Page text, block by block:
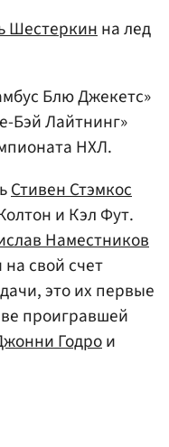
Шестеркинна лед
Блю Джекетс»
Бэй Лайтнинг»
НХЛ.
Стивен Стэмкос
и Кэл Фут.
Наместников
свой счет
это их первые
проигравшей
Годрои